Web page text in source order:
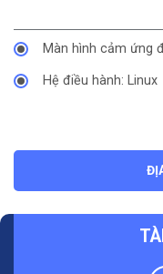
Màn hình cảm ứng
Hệ điều hành: Linux